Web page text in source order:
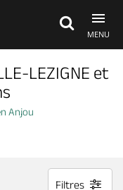
MENU
LEZIGNE et
Anjou
Filtres